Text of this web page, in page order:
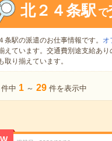
北２４条駅 で
条駅の派遣のお仕事情報です。 オ
えています。交通費別途支給あり
取り揃えています。
件中 1 ～ 29 件を表示中